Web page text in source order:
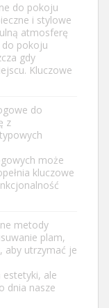
do pokoju
i stylowe
atmosferę
do pokoju
gdy
Kluczowe
do
z
może
kluczowe
metody
plam,
aby utrzymać je
estetyki, ale
dnia nasze